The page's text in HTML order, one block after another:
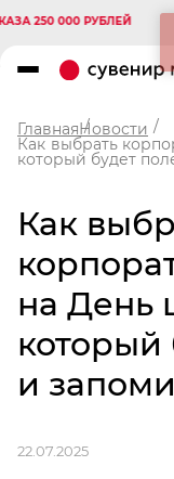
000 РУБЛЕЙ
ГлавнаяНовости
Как выбрать
который будет
Как
на День
который
и
22.07.2025